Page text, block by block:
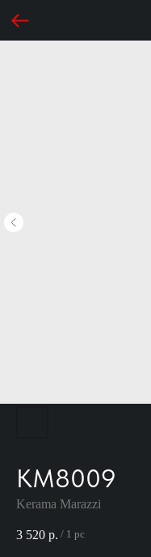
KM8009
Kerama Marazzi
3 520 р. / 1 pc